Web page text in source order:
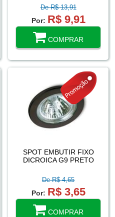
De R$ 13,91
Por: R$ 9,91
COMPRAR
SPOT EMBUTIR FIXO
DICROICA G9 PRETO
De R$ 4,65
Por: R$ 3,65
COMPRAR